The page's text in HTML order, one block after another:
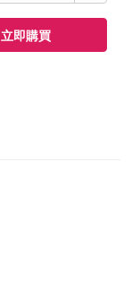
立即購買